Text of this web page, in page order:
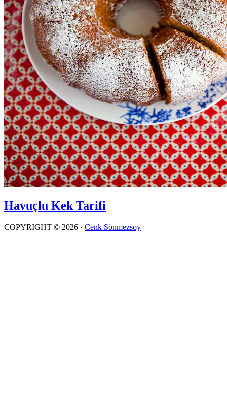
Havuçlu Kek Tarifi
COPYRIGHT © 2026 · Cenk Sönmezsoy